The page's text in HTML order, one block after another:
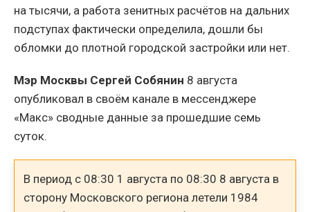
на тысячи, а работа зенитных расчётов на дальних
подступах фактически определила, дошли бы
обломки до плотной городской застройки или нет.
Мэр Москвы Сергей Собянин 8 августа
опубликовал в своём канале в мессенджере
«Макс» сводные данные за прошедшие семь
суток.
В период с 08:30 1 августа по 08:30 8 августа в
сторону Московского региона летели 1984